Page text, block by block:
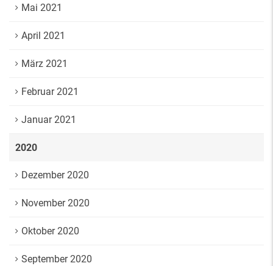
Mai 2021
April 2021
März 2021
Februar 2021
Januar 2021
2020
Dezember 2020
November 2020
Oktober 2020
September 2020